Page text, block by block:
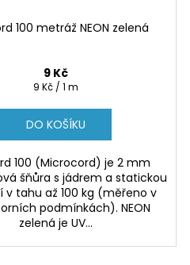
100 metráž NEON zelená
9 Kč
Měrná
9 Kč / 1 m
DO KOŠÍKU
100 (Microcord) je 2 mm
šňůra s jádrem a statickou
v tahu až 100 kg (měřeno v
podmínkách). NEON
zelená je UV...